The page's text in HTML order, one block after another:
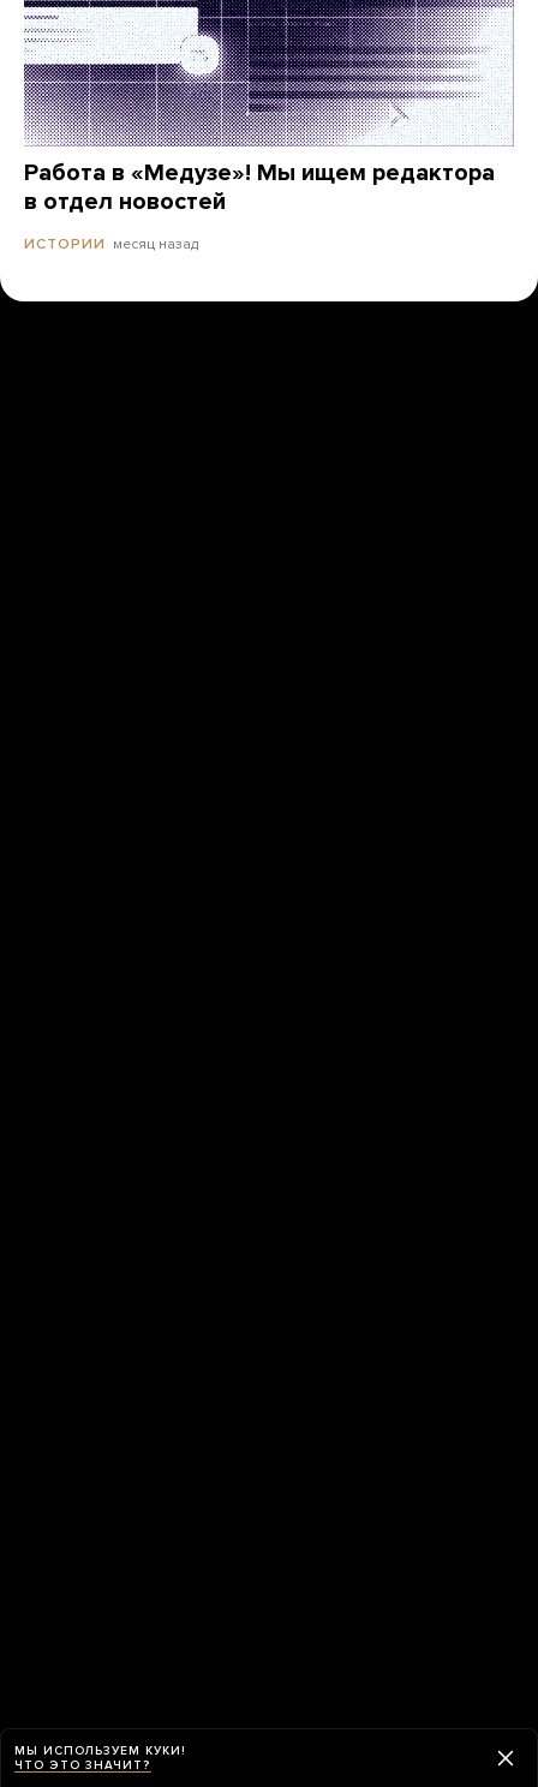
Работа в «Медузе»! Мы ищем редактора
в отдел новостей
ИСТОРИИ месяц назад
МЫ ИСПОЛЬЗУЕМ КУКИ!
ЧТО ЭТО ЗНАЧИТ?